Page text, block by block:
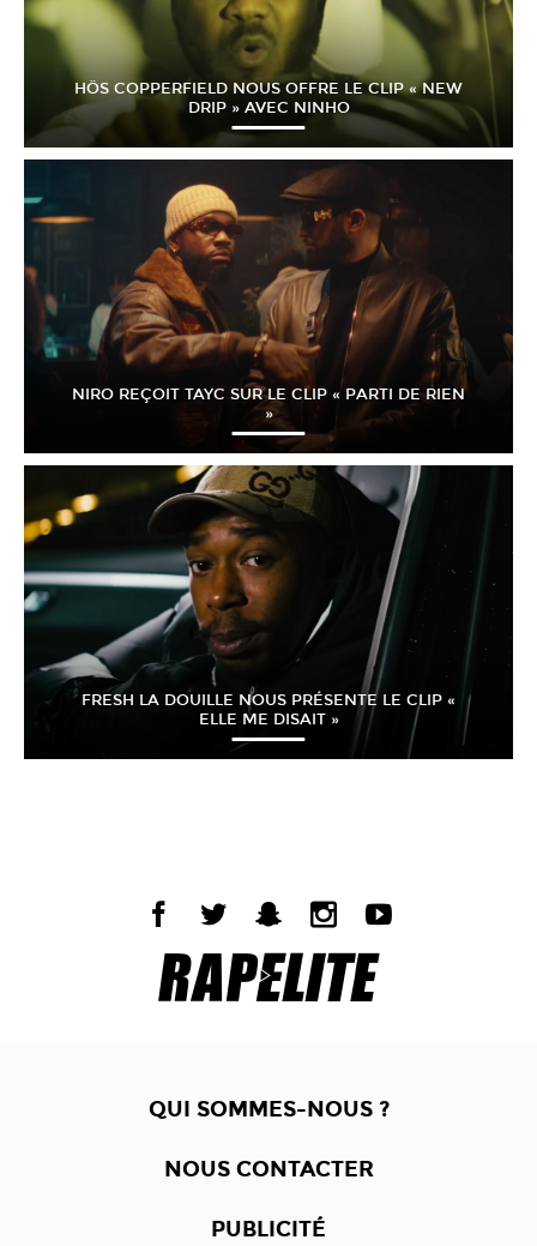
HÖS COPPERFIELD NOUS OFFRE LE CLIP « NEW
DRIP » AVEC NINHO
NIRO REÇOIT TAYC SUR LE CLIP « PARTI DE RIEN
»
FRESH LA DOUILLE NOUS PRÉSENTE LE CLIP «
ELLE ME DISAIT »
QUI SOMMES-NOUS ?
NOUS CONTACTER
PUBLICITÉ